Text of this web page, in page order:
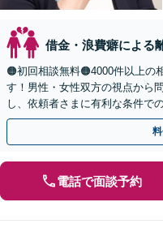
借金・浪費癖による
🟠初回相談無料🟠4000件以上の
す！男性・女性双方の視点から
し、依頼者さまに有利な条件で
面談可】【完全個室・秘密厳守
電話で面談予約